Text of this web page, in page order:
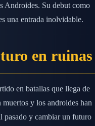
Androides. Su debut como
una entrada inolvidable.
en ruinas
en batallas que llega de
y los androides han
y cambiar un futuro